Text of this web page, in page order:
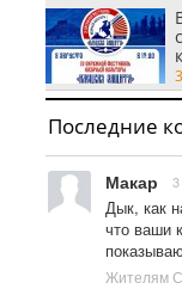
Последние
Макар
Дык, как
что ваши